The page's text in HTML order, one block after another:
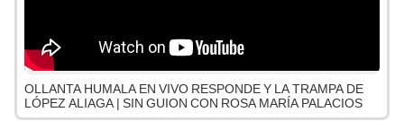
OLLANTA HUMALA EN VIVO RESPONDE Y LA TRAMPA DE
LÓPEZ ALIAGA | SIN GUION CON ROSA MARÍA PALACIOS